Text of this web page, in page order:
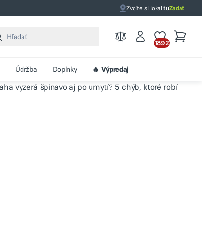
Zvoľte si lokalituZadať
1892
Údržba Doplnky 🔥 Výpredaj